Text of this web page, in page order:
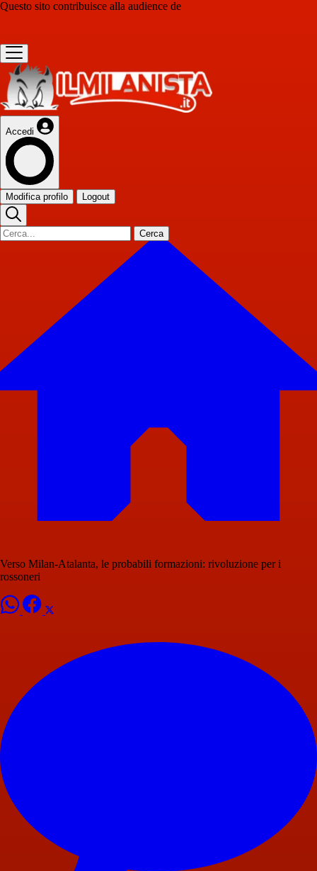
Questo sito contribuisce alla audience de
Accedi
Modifica profilo Logout
Cerca
Verso Milan-Atalanta, le probabili formazioni: rivoluzione per i
rossoneri